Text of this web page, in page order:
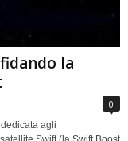
la
0
agli